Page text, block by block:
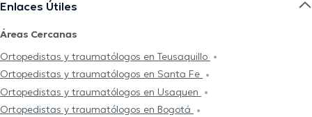
Enlaces Útiles
Áreas Cercanas
Ortopedistas y traumatólogos en Teusaquillo
Ortopedistas y traumatólogos en Santa Fe
Ortopedistas y traumatólogos en Usaquen
Ortopedistas y traumatólogos en Bogotá